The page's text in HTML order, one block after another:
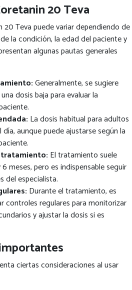
20 Teva
Teva puede variar dependiendo de
la condición, la edad del paciente y
algunas pautas generales
Generalmente, se sugiere
dosis baja para evaluar la
La dosis habitual para adultos
aunque puede ajustarse según la
El tratamiento suele
meses, pero es indispensable seguir
del especialista.
Durante el tratamiento, es
controles regulares para monitorizar
y ajustar la dosis si es
ciertas consideraciones al usar